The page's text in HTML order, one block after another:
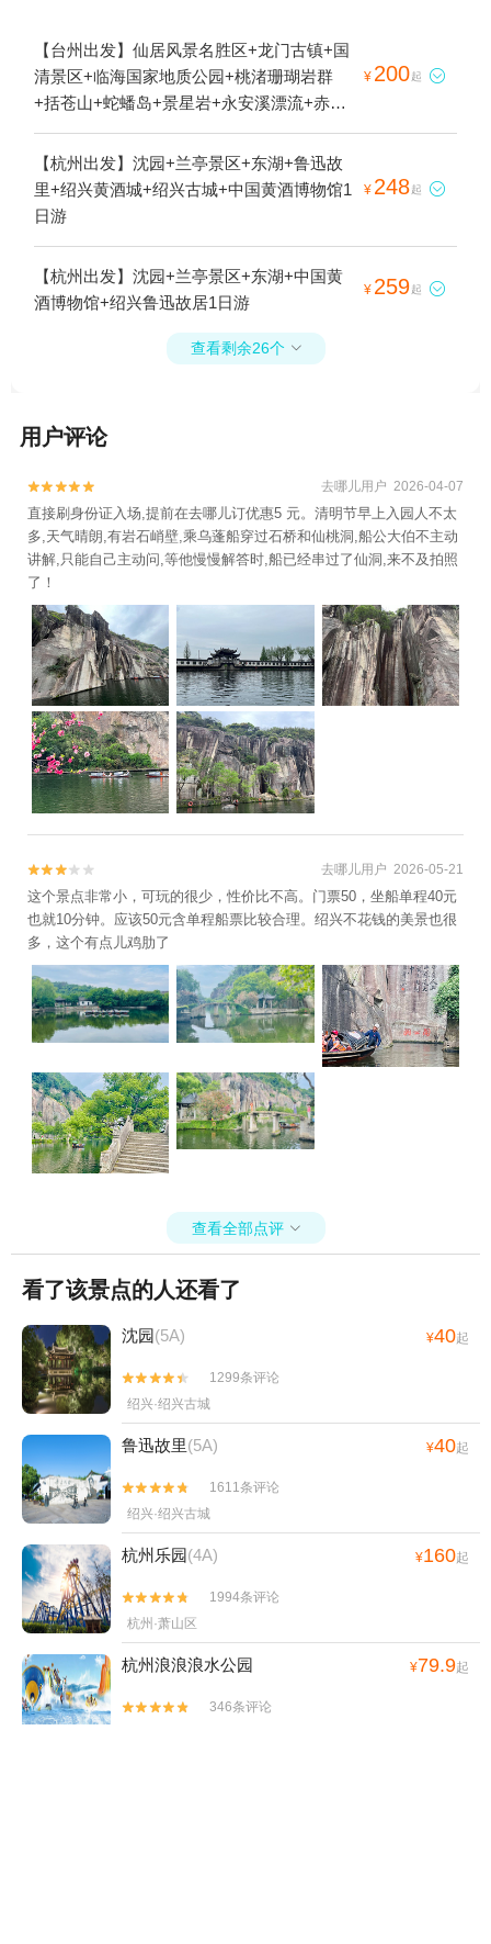
【台州出发】仙居风景名胜区+龙门古镇+国
清景区+临海国家地质公园+桃渚珊瑚岩群
+括苍山+蛇蟠岛+景星岩+永安溪漂流+赤城
山+神仙居+淡竹休闲谷+香严寺+DQ(谷德
店)+长屿硐天+桃渚古城+三门+台州府城文化
旅游区+天台山景区+台州东方太阳城+牛头
山湖+东湖+台州海洋世界+济公故居+皤滩古
森林公园+江南大峡谷景区+紫阳街+天台天
湖风景区+布袋山风景区+黄岩大瀑布+江南
大峡谷军事漂流+温岭方山景区+浙东十八潭
+牛头山国家森林公园+长屿硐天熊猫馆+温
人+蛇蟠岛海盗村+仙居外滩杨梅园+台州黄
岭新概念游泳会所+台州黄土岭大峡谷+台州
马头山景区+牛头山风景区+双门石窟+台州
仙居林氏杨梅采摘+仙居农家杨梅+仙居杨梅
+台州温岭魔幻冰雪世界+349潜艇观光基地
+黄岩梦幻部落游乐园+吉捕岙沙滩+温岭洞
下沙滩+仙居百花谷+天台龙穿峡漂流+台州
太阳城梦幻灯光节+椒江嬉戏儿童乐园+台州
璀璨嘉年华+天台山国清景区+台州九龙花海
景区+天台温泉山庄+神仙居莲荷文化园+台
州湾野生动物园+仙居大江南牡丹园+仙居欢
乐谷南溪漂流+天台龙官漂流景区+台州市路
桥石浜水上乐园+栖心谷+黄岩山景区+中国
安基山航空飞行营地+临海安基山滑翔基地-
已下线+小济公乐园+牧云谷景区+潘家小镇
情人谷+温岭山海之韵高空玻璃桥观景+台州
湾湿地公园+北石梁洞（仙人洞）+玉环炮台
滨海高空漂流+天台山大瀑布+温岭动物园
+后岭花开嬉栖谷+温岭山海之韵+漩门湾国
家湿地公园+绿城天台山雪乐园+浙江台州黄
岩上垟飞行营地+上栈头+台州府城墙+仙居
神龙谷景区+浙江台州白鹤九龙山滑翔伞+上
江百花园+东湖（台州府城）+温岭田园牧歌
旅游度假区+临海绿野仙踪丛林乐园+遇见杉
谷露营基地(黄岩九溪店)+龙门沙滩+吉捕岙
沙滩露营地+龙门景区+水坊街+台州方特·狂
野大陆+天台县+蛇蟠岛野人洞+温岭两栖动
民宿+台州市博物馆+江南·溪望谷+临海熊出
没欢乐港湾+熊出没探险乐园+台州方特水上
桐柏宫+台州植物（雕塑）园+黄岩柔川景区
+台州方特熊出没水世界+天台山滑翔伞星空
露营基地+台州花木城-七彩花田+台州市体育
中心体育场1日游
¥ 200起 
【杭州出发】沈园+兰亭景区+东湖+鲁迅故
里+绍兴黄酒城+绍兴古城+中国黄酒博物馆1
日游
¥ 248起 
【杭州出发】沈园+兰亭景区+东湖+中国黄
酒博物馆+绍兴鲁迅故居1日游
¥ 259起 
查看剩余26个 
用户评论

 去哪儿用户 2026-04-07
直接刷身份证入场,提前在去哪儿订优惠5 元。清明节早上入园人不太
多,天气晴朗,有岩石峭壁,乘乌蓬船穿过石桥和仙桃洞,船公大伯不主动
讲解,只能自己主动问,等他慢慢解答时,船已经串过了仙洞,来不及拍照
了！

 去哪儿用户 2026-05-21
这个景点非常小，可玩的很少，性价比不高。门票50，坐船单程40元
也就10分钟。应该50元含单程船票比较合理。绍兴不花钱的美景也很
多，这个有点儿鸡肋了
查看全部点评 
看了该景点的人还看了
沈园(5A) ¥40起


1299条评论
绍兴·绍兴古城
鲁迅故里(5A) ¥40起


1611条评论
绍兴·绍兴古城
杭州乐园(4A) ¥160起


1994条评论
杭州·萧山区
杭州浪浪浪水公园 ¥79.9起


346条评论